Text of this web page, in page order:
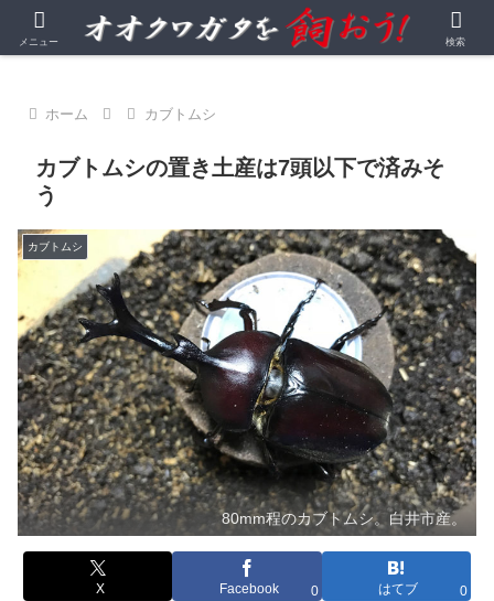
オオクワガタを中心とする昆虫飼育・観察記録
ホーム カブトムシ
カブトムシの置き土産は7頭以下で済みそ
う
カブトムシ
80mm程のカブトムシ。白井市産。
X Facebook 0 はてブ 0
メニュー 検索